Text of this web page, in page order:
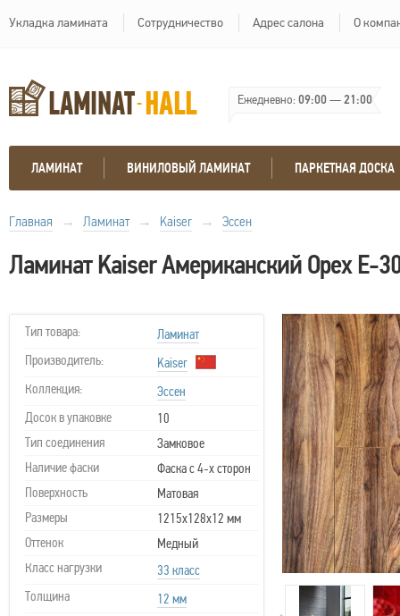
Укладка ламината Сотрудничество Адрес салона О
Ежедневно:09:00—21:00
ЛАМИНАТ ВИНИЛОВЫЙ ЛАМИНАТ ПАРКЕТНАЯ ДОСКА
Главная → Ламинат → Kaiser → Эссен
Ламинат Kaiser Американский Орех Е-
Тип товара:
Ламинат
Производитель:
Kaiser
Коллекция:
Эссен
Досок в упаковке
10
Тип соединения
Замковое
Наличие фаски
Фаска с 4-х сторон
Поверхность
Матовая
Размеры
1215х128х12 мм
Оттенок
Медный
Класс нагрузки
33 класс
Толщина
12 мм